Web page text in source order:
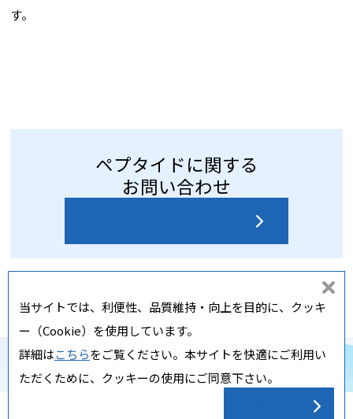
す。
ペプタイドに関する
お問い合わせ
当サイトでは、利便性、品質維持・向上を目的に、クッキ
ー（Cookie）を使用しています。
詳細はこちらをご覧ください。本サイトを快適にご利用い
ただくために、クッキーの使用にご同意下さい。
意
な
い
Copyright ⓒ Nippi, Inc. All rights reserved.